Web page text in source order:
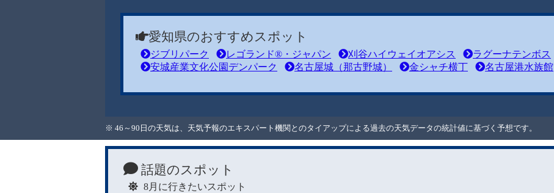
愛知県のおすすめスポット
ジブリパーク レゴランド®・ジャパン 刈谷ハイウェイオアシス
ラグーナテンボス
安城産業文化公園デンパーク
名古屋城（那古野城） 金シャチ横丁 名古屋港水族館
※ 46～90日の天気は、天気予報のエキスパート機関とのタイアップによる過去の天気データの統計値に基づく予想です。
話題のスポット
8月に行きたいスポット